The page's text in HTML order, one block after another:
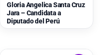
Gloria Angelica Santa Cruz
Jara – Candidata a
Diputado del Perú